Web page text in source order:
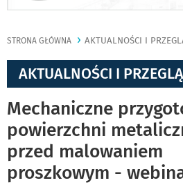
STRONA GŁÓWNA AKTUALNOŚCI I
AKTUALNOŚCI I
Mechaniczne
powierzchni
przed malowaniem
proszkowym -